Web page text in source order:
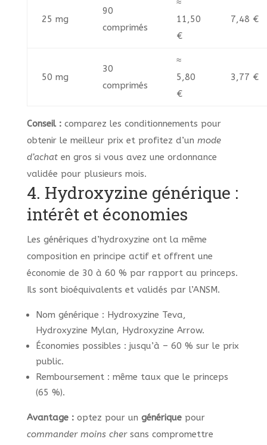
25 mg
90
comprimés
≈
11,50
€
7,48 €
50 mg
30
comprimés
≈
5,80
€
3,77 €
Conseil :comparez les conditionnements pour
obtenir le meilleur prix et profitez d’un mode
d’achaten gros si vous avez une ordonnance
validée pour plusieurs mois.
4. Hydroxyzine générique :
intérêt et économies
Les génériques d’hydroxyzine ont la même
composition en principe actif et offrent une
économie de 30 à 60 % par rapport au princeps.
Ils sont bioéquivalents et validés par l’ANSM.
Nom générique : Hydroxyzine Teva,
Hydroxyzine Mylan, Hydroxyzine Arrow.
Économies possibles : jusqu’à – 60 % sur le prix
public.
Remboursement : même taux que le princeps
(65 %).
Avantage :optez pour un génériquepour
commander moins chersans compromettre